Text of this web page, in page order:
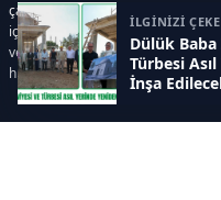
İLGİNİZİ
Dülük Baba
Türbesi
İnşa
çağdaş bir deneyim sunar.
içerir. Siz içerik üretmeye
ve süreçlerinizi kolaylaştırır.
hızlı ve keyifle takip edebilir.